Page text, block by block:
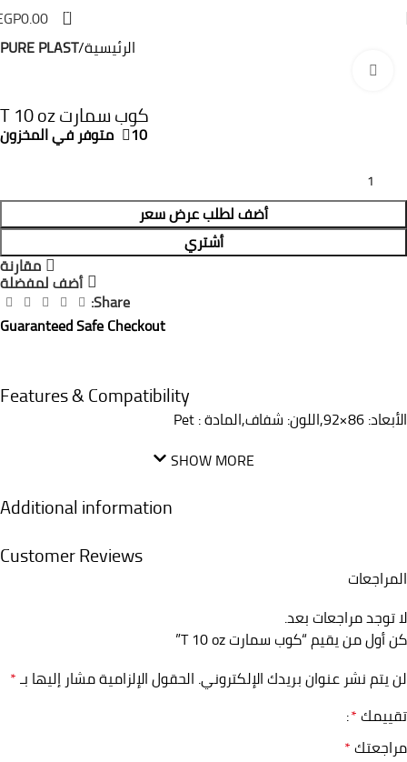
0
0.00
الرئيسية PURE PLAST
كوب سمارت T 10 oz
10 متوفر في المخزون
أضف لطلب عرض سعر
أشتري
مقارنة
أضف لمفضلة
Share:
Guaranteed Safe Checkout
Features & Compatibility
الأبعاد: 86×92,اللون: شفاف,المادة : Pet
SHOW MORE
Additional information
Customer Reviews
المراجعات
لا توجد مراجعات بعد.
كن أول من يقيم “كوب سمارت T 10 oz”
لن يتم نشر عنوان بريدك الإلكتروني. الحقول الإلزامية مشار إليها بـ*
تقييمك*
مراجعتك*